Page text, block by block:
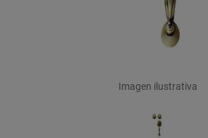
Imagen ilustrativa